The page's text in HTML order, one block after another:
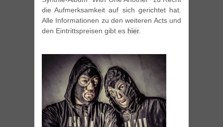
die Aufmerksamkeit auf sich gerichtet hat.
Alle Informationen zu den weiteren Acts und
den Eintrittspreisen gibt es hier.